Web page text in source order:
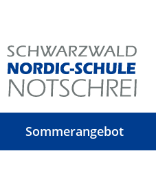
Sommerangebot